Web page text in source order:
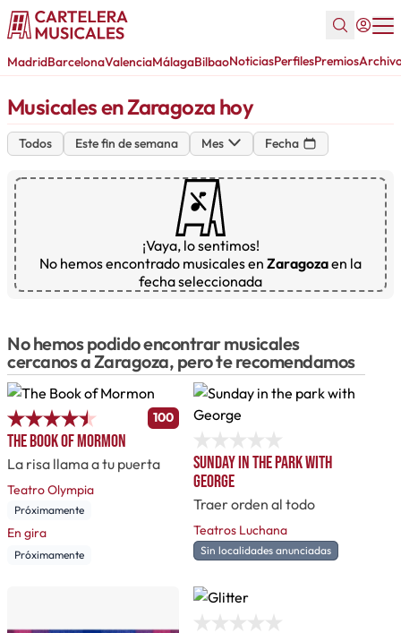
MadridBarcelonaValenciaMálagaBilbaoNoticiasPerfilesPremios
Musicales en Zaragoza hoy
Todos Este fin de semana Mes Fecha
¡Vaya, lo sentimos!
No hemos encontrado musicales en Zaragozaen la
fecha seleccionada
No hemos podido encontrar musicales
cercanos a Zaragoza, pero te recomendamos
100
The Book of Mormon
La risa llama a tu puerta
Teatro Olympia
Próximamente
En gira
Próximamente
Sunday in the park with
George
Traer orden al todo
Teatros Luchana
Sin localidades anunciadas